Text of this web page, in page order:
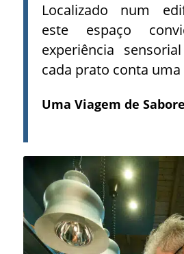
Localizado num
este espaço
experiência
cada prato conta
Uma Viagem de